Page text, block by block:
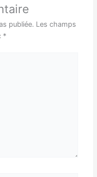
publiée. Les champs
*